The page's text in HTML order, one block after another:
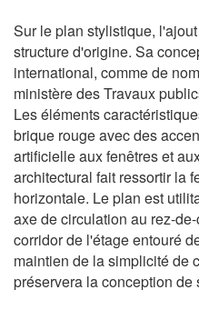
Sur le plan stylistique,
structure d'origine. Sa
international, comme de
ministère des Travaux
Les éléments
brique rouge avec des
artificielle aux fenêtres et
architectural fait ressortir la
horizontale. Le plan est
axe de circulation au rez-
corridor de l'étage entouré
maintien de la simplicité de
préservera la conception de